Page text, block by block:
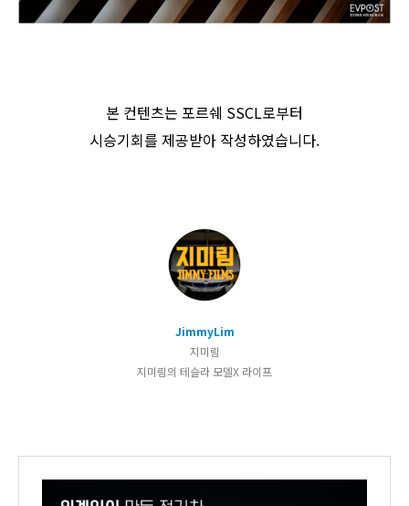
본 컨텐츠는 포르쉐 SSCL로부터
시승기회를 제공받아 작성하였습니다.
JimmyLim
지미림
지미림의 테슬라 모델X 라이프